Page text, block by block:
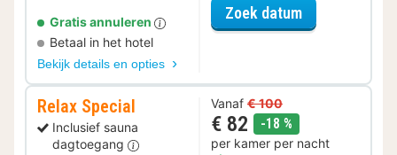
Gratis annuleren
Betaal in het hotel
Bekijk details en opties
Zoek datumvoor Late
Relax Special
Inclusief sauna
dagtoegang
Vanaf € 100
€ 82 -18 %
per kamer per nacht